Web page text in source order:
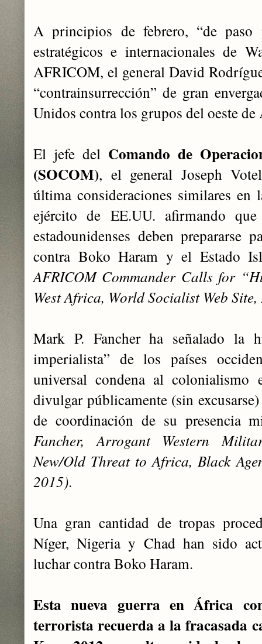
A principios de febrero, “de
estratégicos e internacionales de
AFRICOM, el general David
“contrainsurrección” de gran
Unidos contra los grupos del oeste
El jefe del Comando de
(SOCOM), el general Joseph
última consideraciones similares en
ejército de EE.UU. afirmando
estadounidenses deben prepararse
contra Boko Haram y el Estado
AFRICOM Commander Calls for
West Africa, World Socialist Web
Mark P. Fancher ha señalado la
imperialista” de los países
universal condena al colonialismo
divulgar públicamente (sin
de coordinación de su presencia
Fancher, Arrogant Western
New/Old Threat to Africa, Black
2015).
Una gran cantidad de tropas
Níger, Nigeria y Chad han sido
luchar contra Boko Haram.
Esta nueva guerra en África
terrorista recuerda a la fracasada